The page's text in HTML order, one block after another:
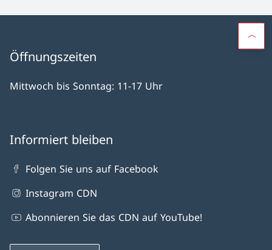
Öffnungszeiten
Mittwoch bis Sonntag: 11-17 Uhr
Informiert bleiben
Folgen Sie uns auf Facebook
Instagram CDN
Abonnieren Sie das CDN auf YouTube!